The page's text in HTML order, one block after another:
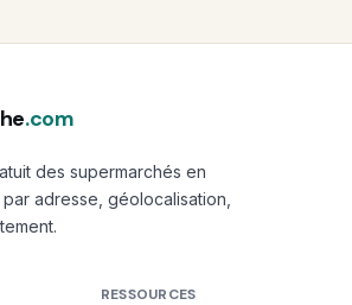
.com
des supermarchés en
adresse, géolocalisation,
RESSOURCES